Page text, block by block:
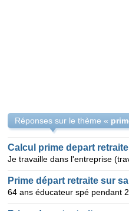
Réponses sur le thème «
Calcul prime depart retraite